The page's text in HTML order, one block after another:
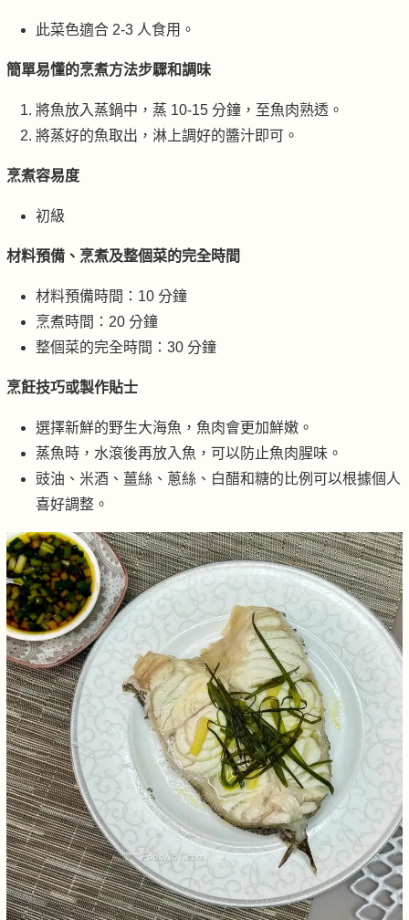
此菜色適合 2-3 人食用。
簡單易懂的烹煮方法步驟和調味
將魚放入蒸鍋中，蒸 10-15 分鐘，至魚肉熟透。
將蒸好的魚取出，淋上調好的醬汁即可。
烹煮容易度
初級
材料預備、烹煮及整個菜的完全時間
材料預備時間：10 分鐘
烹煮時間：20 分鐘
整個菜的完全時間：30 分鐘
烹飪技巧或製作貼士
選擇新鮮的野生大海魚，魚肉會更加鮮嫩。
蒸魚時，水滾後再放入魚，可以防止魚肉腥味。
豉油、米酒、薑絲、蔥絲、白醋和糖的比例可以根據個人
喜好調整。